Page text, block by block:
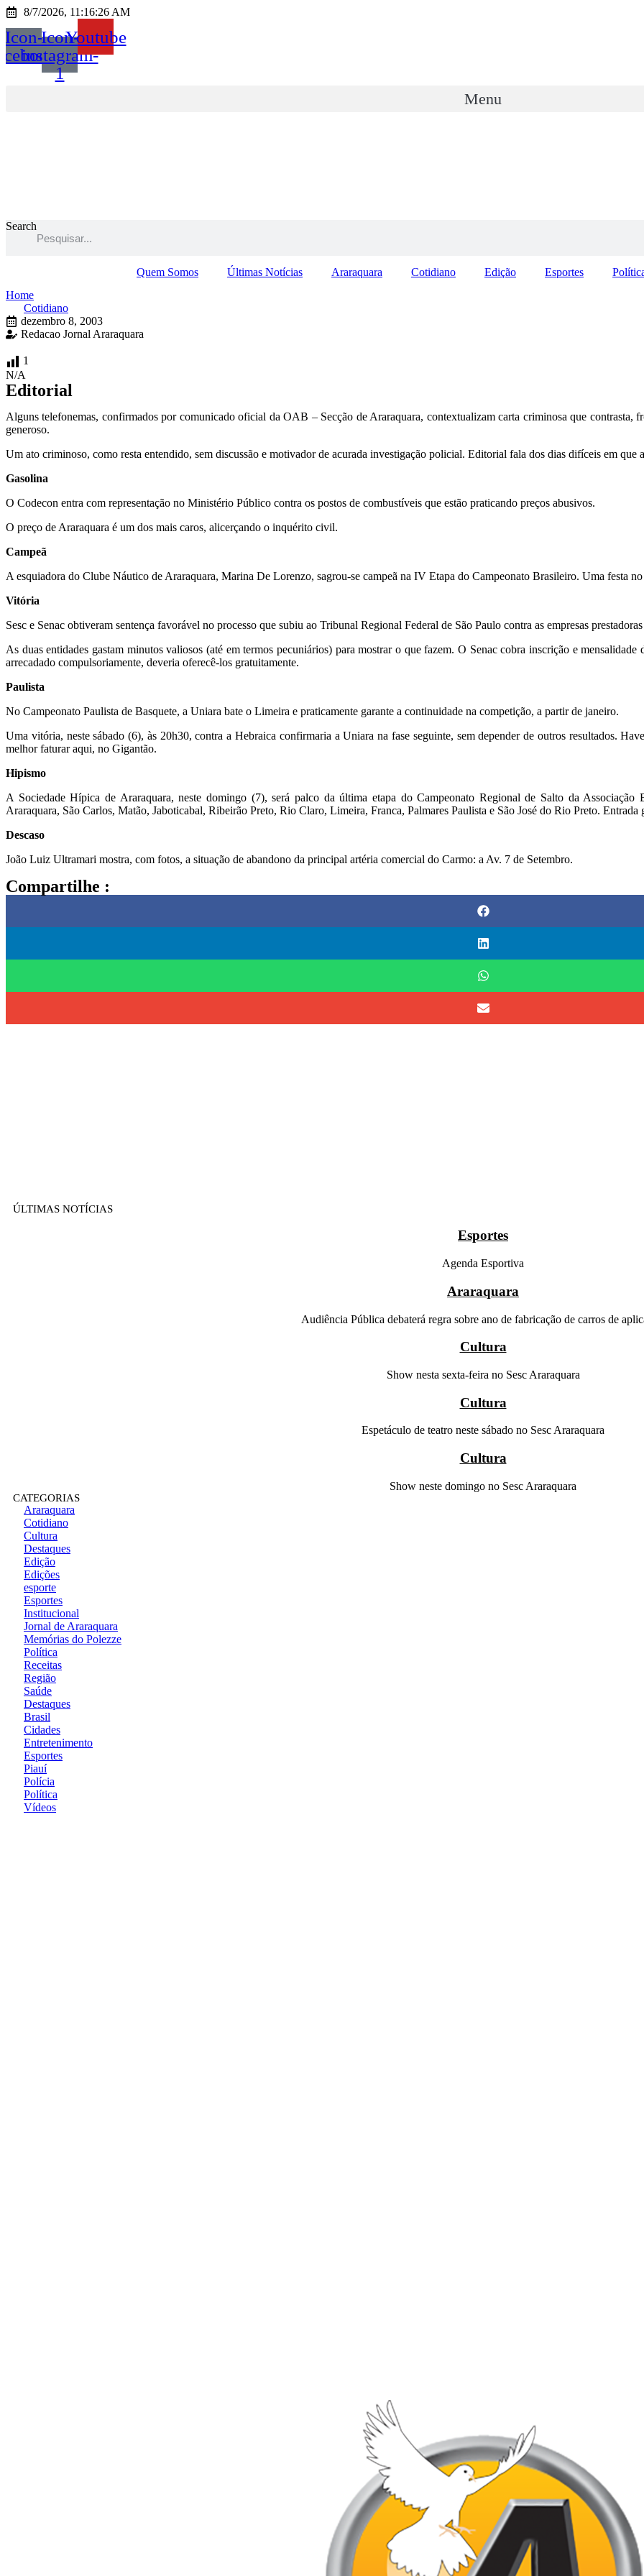
Ir
conteúdo
8/7/2026, 11:16:26 AM
Icon-Icon-
instagram-
1
Youtube
Menu
Search
Quem Somos Últimas Notícias Araraquara Cotidiano Edição Esportes
Home
Cotidiano
dezembro 8, 2003
Redacao Jornal Araraquara
1
N/A
Editorial
Alguns telefonemas, confirmados por comunicado oficial da OAB – Secção de Araraquara, contextualizam carta criminosa que contrasta,
generoso.
Um ato criminoso, como resta entendido, sem discussão e motivador de acurada investigação policial. Editorial fala dos dias difíceis em que
Gasolina
O Codecon entra com representação no Ministério Público contra os postos de combustíveis que estão praticando preços abusivos.
O preço de Araraquara é um dos mais caros, alicerçando o inquérito civil.
Campeã
A esquiadora do Clube Náutico de Araraquara, Marina De Lorenzo, sagrou-se campeã na IV Etapa do Campeonato Brasileiro. Uma festa
Vitória
Sesc e Senac obtiveram sentença favorável no processo que subiu ao Tribunal Regional Federal de São Paulo contra as empresas
As duas entidades gastam minutos valiosos (até em termos pecuniários) para mostrar o que fazem. O Senac cobra inscrição e
arrecadado compulsoriamente, deveria oferecê-los gratuitamente.
Paulista
No Campeonato Paulista de Basquete, a Uniara bate o Limeira e praticamente garante a continuidade na competição, a partir de janeiro.
Uma vitória, neste sábado (6), às 20h30, contra a Hebraica confirmaria a Uniara na fase seguinte, sem depender de outros resultados.
melhor faturar aqui, no Gigantão.
Hipismo
A Sociedade Hípica de Araraquara, neste domingo (7), será palco da última etapa do Campeonato Regional de Salto da
Araraquara, São Carlos, Matão, Jaboticabal, Ribeirão Preto, Rio Claro, Limeira, Franca, Palmares Paulista e São José do Rio Preto. Entrada
Descaso
João Luiz Ultramari mostra, com fotos, a situação de abandono da principal artéria comercial do Carmo: a Av. 7 de Setembro.
Compartilhe :
ÚLTIMAS NOTÍCIAS
Esportes
Agenda Esportiva
Araraquara
Audiência Pública debaterá regra sobre ano de fabricação de carros de
Cultura
Show nesta sexta-feira no Sesc Araraquara
Cultura
Espetáculo de teatro neste sábado no Sesc Araraquara
Cultura
Show neste domingo no Sesc Araraquara
CATEGORIAS
Araraquara
Cotidiano
Cultura
Destaques
Edição
Edições
esporte
Esportes
Institucional
Jornal de Araraquara
Memórias do Polezze
Política
Receitas
Região
Saúde
Destaques
Brasil
Cidades
Entretenimento
Esportes
Piauí
Polícia
Política
Vídeos